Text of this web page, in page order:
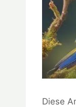
Diese